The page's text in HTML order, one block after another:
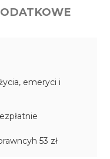
emeryci i
53 zł